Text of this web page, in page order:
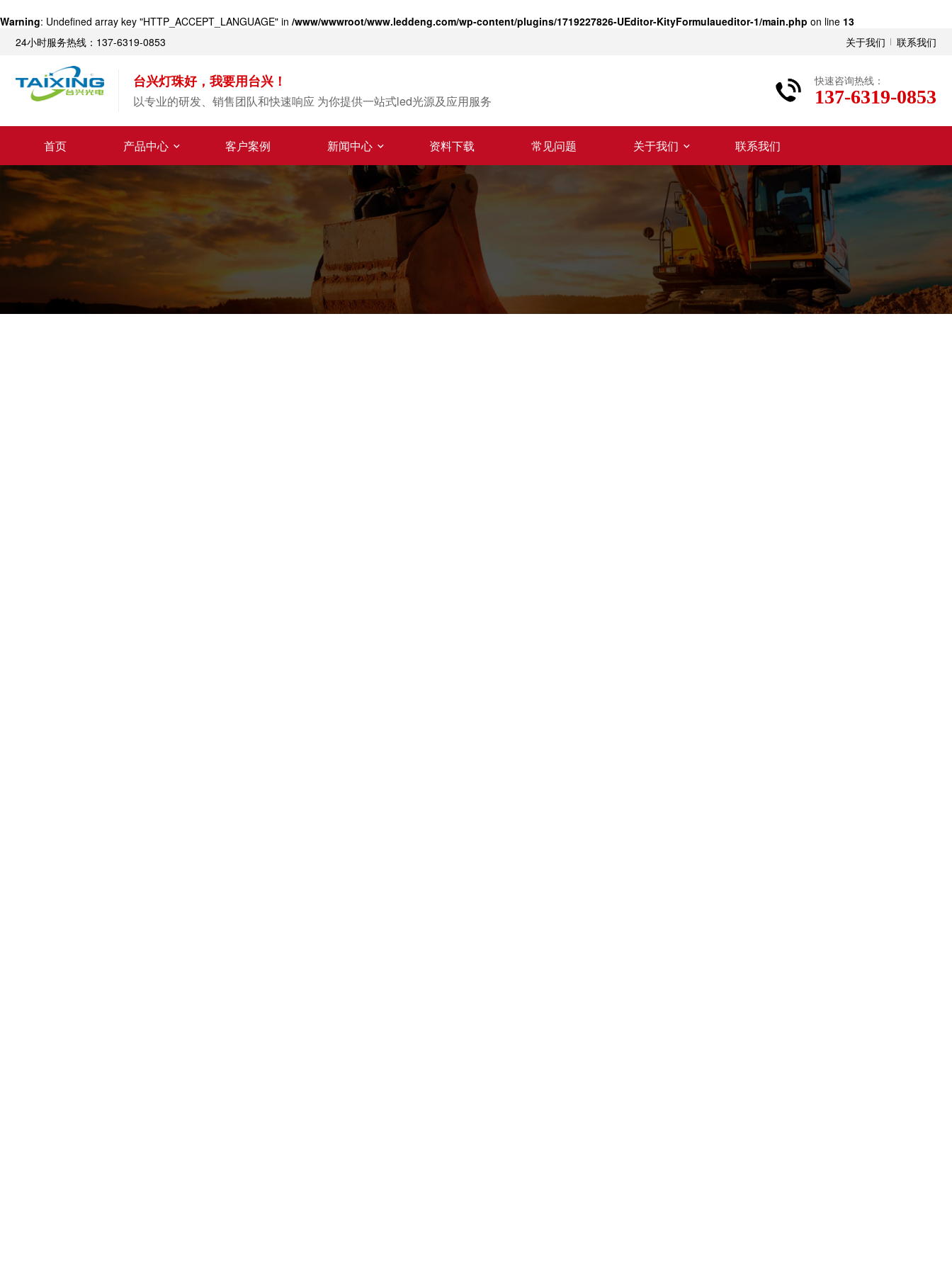
Warning: Undefined array key "HTTP_ACCEPT_LANGUAGE" in /www/wwwroot/www.leddeng.com/wp-content/plugins/1719227826-UEditor-KityFormulaueditor-1/main.php on line 13
24小时服务热线：137-6319-0853
关于我们 联系我们
台兴灯珠好，我要用台兴！
以专业的研发、销售团队和快速响应 为你提供一站式led光源及应用服务
快速咨询热线：
137-6319-0853
首页 产品中心 客户案例 新闻中心 资料下载 常见问题 关于我们 联系我们